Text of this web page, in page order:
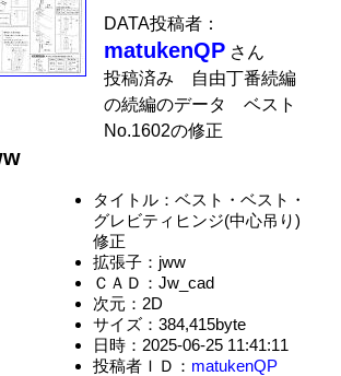
DATA投稿者：
matukenQP さん
投稿済み 自由丁番続編
の続編のデータ ベスト
No.1602の修正
タイトル：ベスト・ベスト・
グレビティヒンジ(中心吊り)
修正
拡張子：jww
ＣＡＤ：Jw_cad
次元：2D
サイズ：384,415byte
日時：2025-06-25 11:41:11
投稿者ＩＤ： matukenQP